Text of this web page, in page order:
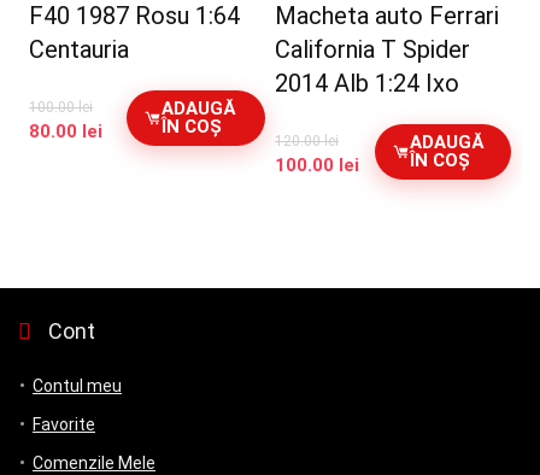
F40 1987 Rosu 1:64
Centauria
100.00lei
Prețul
80.00 lei Prețul
curent
ADAUGĂ
ÎN COȘ
Macheta auto Ferrari
California T Spider
2014 Alb 1:24 Ixo
120.00lei
Prețul
100.00 lei Prețul
curent
ADAUGĂ
ÎN COȘ
Cont
Contul meu
Favorite
Comenzile Mele